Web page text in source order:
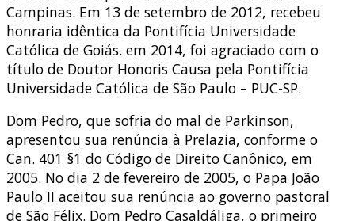
Campinas. Em 13 de setembro de 2012, recebeu
honraria idêntica da Pontifícia Universidade
Católica de Goiás. em 2014, foi agraciado com o
título de Doutor Honoris Causa pela Pontifícia
Universidade Católica de São Paulo – PUC-SP.
Dom Pedro, que sofria do mal de Parkinson,
apresentou sua renúncia à Prelazia, conforme o
Can. 401 §1 do Código de Direito Canônico, em
2005. No dia 2 de fevereiro de 2005, o Papa João
Paulo II aceitou sua renúncia ao governo pastoral
de São Félix. Dom Pedro Casaldáliga, o primeiro